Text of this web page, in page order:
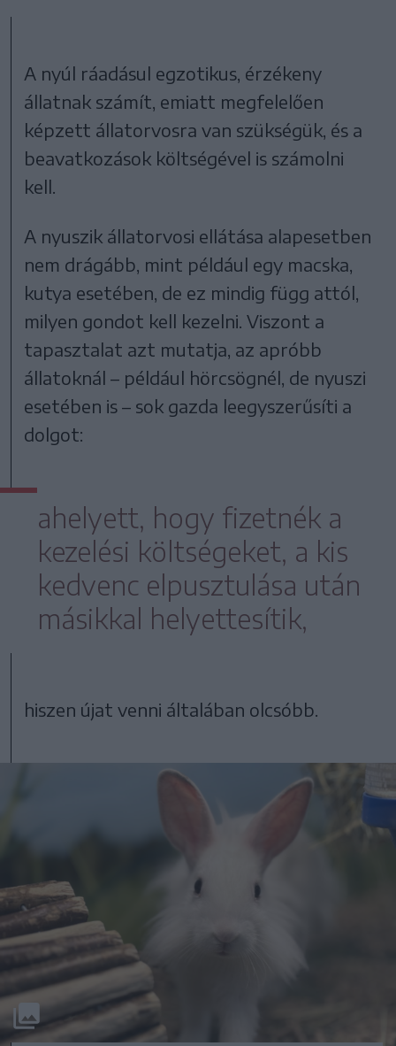
A nyúl ráadásul egzotikus, érzékeny
állatnak számít, emiatt megfelelően
képzett állatorvosra van szükségük, és a
beavatkozások költségével is számolni
kell.
A nyuszik állatorvosi ellátása alapesetben
nem drágább, mint például egy macska,
kutya esetében, de ez mindig függ attól,
milyen gondot kell kezelni. Viszont a
tapasztalat azt mutatja, az apróbb
állatoknál – például hörcsögnél, de nyuszi
esetében is – sok gazda leegyszerűsíti a
dolgot:
ahelyett, hogy fizetnék a
kezelési költségeket, a kis
kedvenc elpusztulása után
másikkal helyettesítik,
hiszen újat venni általában olcsóbb.